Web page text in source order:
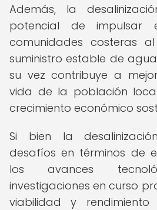
Además, la
potencial de impulsar
comunidades costeras
suministro estable de
su vez contribuye a
vida de la población
crecimiento económico
Si bien la
desafíos en términos de
los avances
investigaciones en curso
viabilidad y